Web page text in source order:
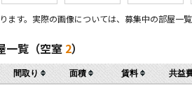
す。実際の画像については、募集中の部屋一
一覧（空室 2）
間取り 面積 賃料 共益